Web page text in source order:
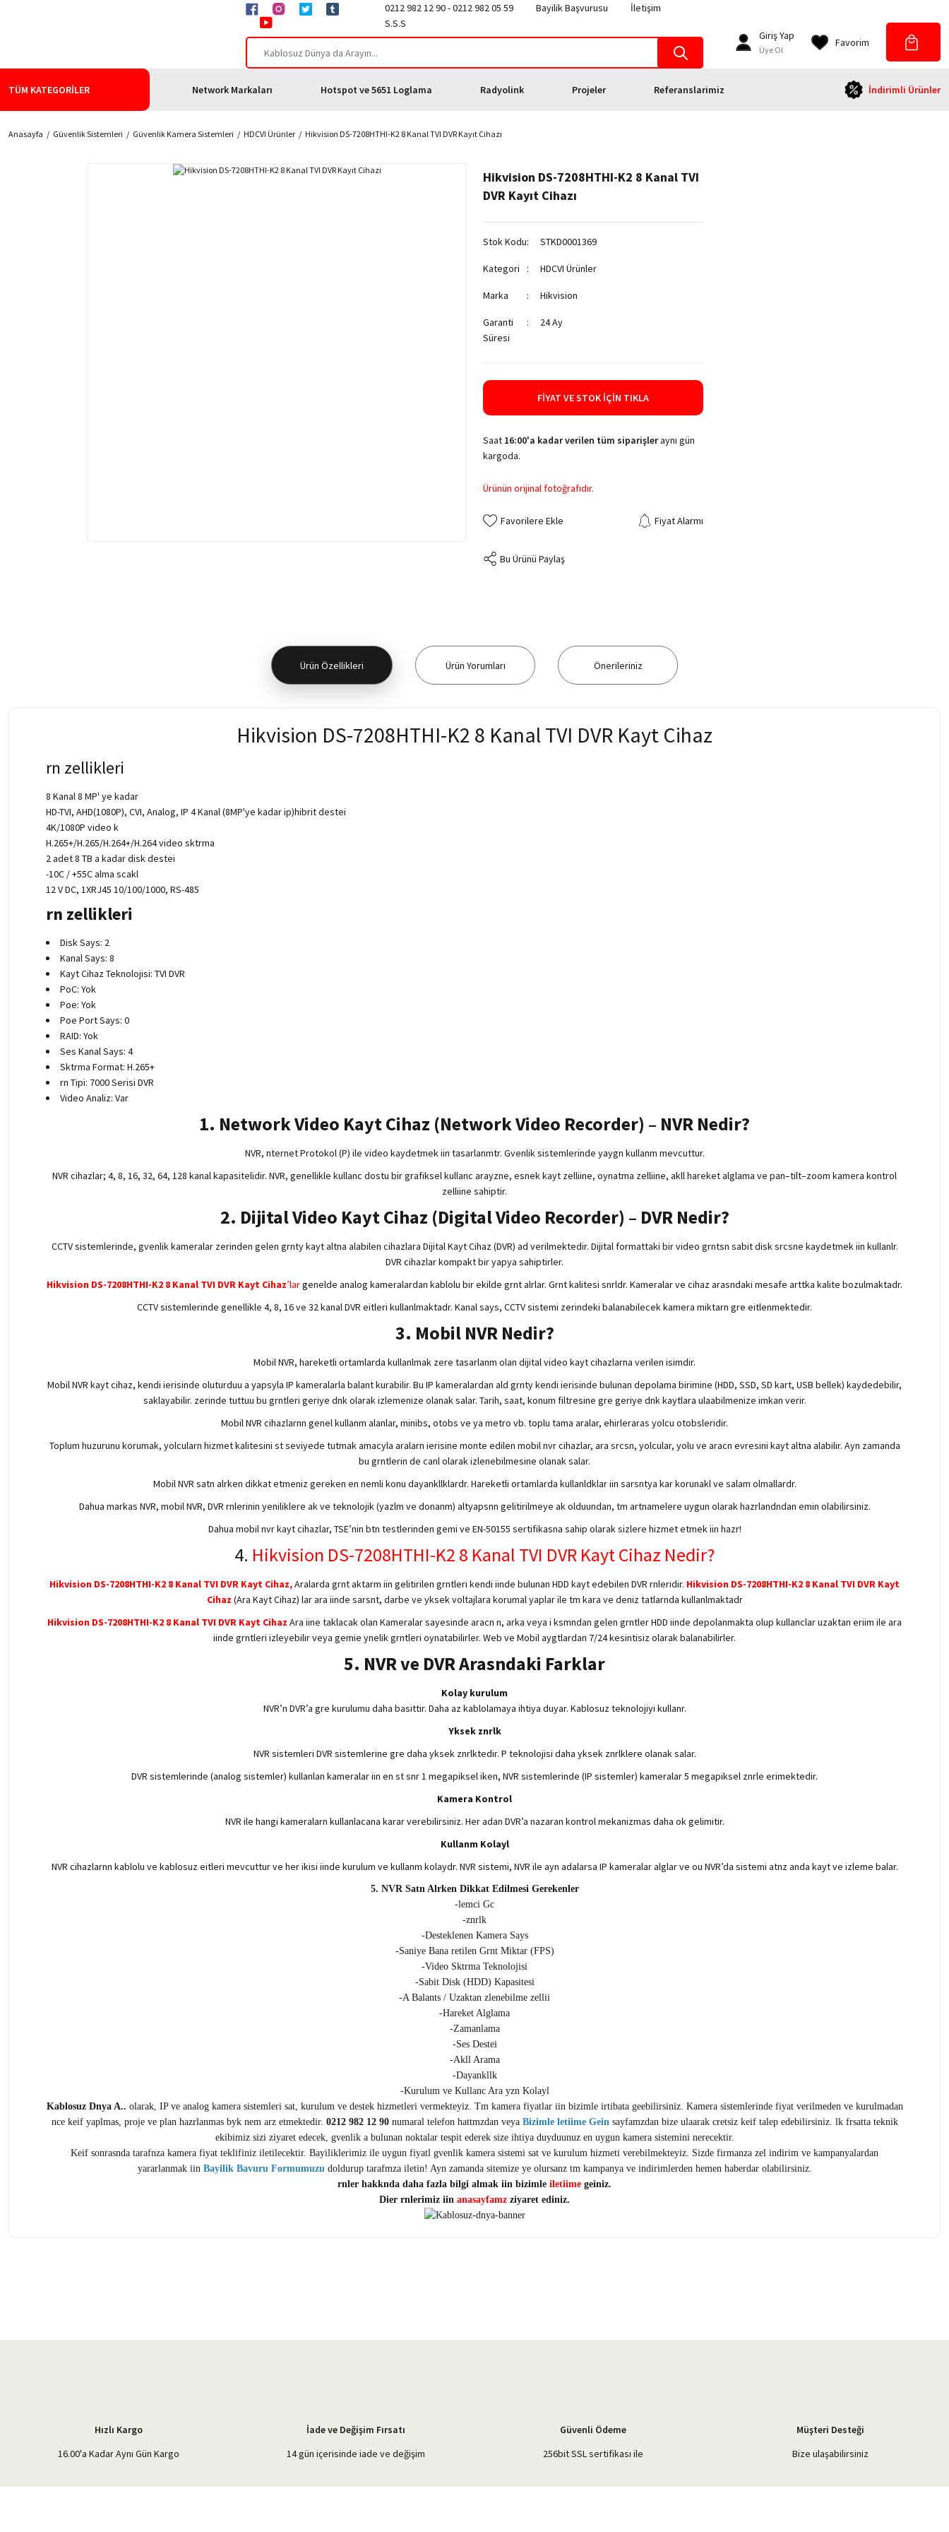
0212 982 12 90 - 0212 982 05 59 Bayilik Başvurusu
İletişim
S.S.S
Giriş Yap
Üye Ol
Favorim
TÜM KATEGORİLER Network Markaları Hotspot ve 5651 Loglama Radyolink Projeler Referanslarimiz İndirimli Ürünler
Anasayfa Güvenlik Sistemleri Güvenlik Kamera Sistemleri HDCVI Ürünler Hikvision DS-7208HTHI-K2 8 Kanal TVI DVR Kayıt Cihazı
Hikvision DS-7208HTHI-K2 8 Kanal TVI
DVR Kayıt Cihazı
Stok Kodu STKD0001369
Kategori HDCVI Ürünler
Marka Hikvision
Garanti
Süresi
24 Ay
FIYAT VE STOK İÇIN TIKLA
Saat 16:00'a kadar verilen tüm siparişleraynı gün
kargoda.
Ürünün orijinal fotoğrafıdır.
Fiyat Alarmı
Bu Ürünü Paylaş
Ürün Özellikleri Ürün Yorumları Önerileriniz
Hikvision DS-7208HTHI-K2 8 Kanal TVI DVR Kayt Cihaz
rn zellikleri
8 Kanal 8 MP' ye kadar
HD-TVI, AHD(1080P), CVI, Analog, IP 4 Kanal (8MP'ye kadar ip)hibrit destei
4K/1080P video k
H.265+/H.265/H.264+/H.264 video sktrma
2 adet 8 TB a kadar disk destei
-10C / +55C alma scakl
12 V DC, 1XRJ45 10/100/1000, RS-485
rn zellikleri
Disk Says: 2
Kanal Says: 8
Kayt Cihaz Teknolojisi: TVI DVR
PoC: Yok
Poe: Yok
Poe Port Says: 0
RAID: Yok
Ses Kanal Says: 4
Sktrma Format: H.265+
rn Tipi: 7000 Serisi DVR
Video Analiz: Var
1. Network Video Kayt Cihaz (Network Video Recorder) – NVR Nedir?
NVR, nternet Protokol (P) ile video kaydetmek iin tasarlanmtr. Gvenlik sistemlerinde yaygn kullanm mevcuttur.
NVR cihazlar; 4, 8, 16, 32, 64, 128 kanal kapasitelidir. NVR, genellikle kullanc dostu bir grafiksel kullanc arayzne, esnek kayt zelliine, oynatma zelliine, akll hareket alglama ve pan–tilt–zoom kamera kontrol
zelliine sahiptir.
2. Dijital Video Kayt Cihaz (Digital Video Recorder) – DVR Nedir?
CCTV sistemlerinde, gvenlik kameralar zerinden gelen grnty kayt altna alabilen cihazlara Dijital Kayt Cihaz (DVR) ad verilmektedir. Dijital formattaki bir video grntsn sabit disk srcsne kaydetmek iin kullanlr.
DVR cihazlar kompakt bir yapya sahiptirler.
Hikvision DS-7208HTHI-K2 8 Kanal TVI DVR Kayt Cihaz’largenelde analog kameralardan kablolu bir ekilde grnt alrlar. Grnt kalitesi snrldr. Kameralar ve cihaz arasndaki mesafe arttka kalite bozulmaktadr.
CCTV sistemlerinde genellikle 4, 8, 16 ve 32 kanal DVR eitleri kullanlmaktadr. Kanal says, CCTV sistemi zerindeki balanabilecek kamera miktarn gre eitlenmektedir.
3. Mobil NVR Nedir?
Mobil NVR, hareketli ortamlarda kullanlmak zere tasarlanm olan dijital video kayt cihazlarna verilen isimdir.
Mobil NVR kayt cihaz, kendi ierisinde oluturduu a yapsyla IP kameralarla balant kurabilir. Bu IP kameralardan ald grnty kendi ierisinde bulunan depolama birimine (HDD, SSD, SD kart, USB bellek) kaydedebilir,
saklayabilir. zerinde tuttuu bu grntleri geriye dnk olarak izlemenize olanak salar. Tarih, saat, konum filtresine gre geriye dnk kaytlara ulaabilmenize imkan verir.
Mobil NVR cihazlarnn genel kullanm alanlar, minibs, otobs ve ya metro vb. toplu tama aralar, ehirleraras yolcu otobsleridir.
Toplum huzurunu korumak, yolcularn hizmet kalitesini st seviyede tutmak amacyla aralarn ierisine monte edilen mobil nvr cihazlar, ara srcsn, yolcular, yolu ve aracn evresini kayt altna alabilir. Ayn zamanda
bu grntlerin de canl olarak izlenebilmesine olanak salar.
Mobil NVR satn alrken dikkat etmeniz gereken en nemli konu dayankllklardr. Hareketli ortamlarda kullanldklar iin sarsntya kar korunakl ve salam olmallardr.
Dahua markas NVR, mobil NVR, DVR rnlerinin yeniliklere ak ve teknolojik (yazlm ve donanm) altyapsnn gelitirilmeye ak olduundan, tm artnamelere uygun olarak hazrlandndan emin olabilirsiniz.
Dahua mobil nvr kayt cihazlar, TSE’nin btn testlerinden gemi ve EN-50155 sertifikasna sahip olarak sizlere hizmet etmek iin hazr!
4. Hikvision DS-7208HTHI-K2 8 Kanal TVI DVR Kayt Cihaz Nedir?
Hikvision DS-7208HTHI-K2 8 Kanal TVI DVR Kayt Cihaz,Aralarda grnt aktarm iin gelitirilen grntleri kendi iinde bulunan HDD kayt edebilen DVR rnleridir. Hikvision DS-7208HTHI-K2 8 Kanal TVI DVR Kayt
Cihaz (Ara Kayt Cihaz) lar ara iinde sarsnt, darbe ve yksek voltajlara korumal yaplar ile tm kara ve deniz tatlarnda kullanlmaktadr
Hikvision DS-7208HTHI-K2 8 Kanal TVI DVR Kayt Cihaz Ara iine taklacak olan Kameralar sayesinde aracn n, arka veya i ksmndan gelen grntler HDD iinde depolanmakta olup kullanclar uzaktan eriim ile ara
iinde grntleri izleyebilir veya gemie ynelik grntleri oynatabilirler. Web ve Mobil aygtlardan 7/24 kesintisiz olarak balanabilirler.
5. NVR ve DVR Arasndaki Farklar
Kolay kurulum
NVR’n DVR’a gre kurulumu daha basittir. Daha az kablolamaya ihtiya duyar. Kablosuz teknolojiyi kullanr.
Yksek znrlk
NVR sistemleri DVR sistemlerine gre daha yksek znrlktedir. P teknolojisi daha yksek znrlklere olanak salar.
DVR sistemlerinde (analog sistemler) kullanlan kameralar iin en st snr 1 megapiksel iken, NVR sistemlerinde (IP sistemler) kameralar 5 megapiksel znrle erimektedir.
Kamera Kontrol
NVR ile hangi kameralarn kullanlacana karar verebilirsiniz. Her adan DVR’a nazaran kontrol mekanizmas daha ok gelimitir.
Kullanm Kolayl
NVR cihazlarnn kablolu ve kablosuz eitleri mevcuttur ve her ikisi iinde kurulum ve kullanm kolaydr. NVR sistemi, NVR ile ayn adalarsa IP kameralar alglar ve ou NVR’da sistemi atnz anda kayt ve izleme balar.
5. NVR Satn Alrken Dikkat Edilmesi Gerekenler
-lemci Gc
-znrlk
-Desteklenen Kamera Says
-Saniye Bana retilen Grnt Miktar (FPS)
-Video Sktrma Teknolojisi
-Sabit Disk (HDD) Kapasitesi
-A Balants / Uzaktan zlenebilme zellii
-Hareket Alglama
-Zamanlama
-Ses Destei
-Akll Arama
-Dayankllk
-Kurulum ve Kullanc Ara yzn Kolayl
Kablosuz Dnya A.. olarak, IP ve analog kamera sistemleri sat, kurulum ve destek hizmetleri vermekteyiz. Tm kamera fiyatlar iin bizimle irtibata geebilirsiniz. Kamera sistemlerinde fiyat verilmeden ve kurulmadan
nce keif yaplmas, proje ve plan hazrlanmas byk nem arz etmektedir. 0212 982 12 90numaral telefon hattmzdan veyaBizimle letiime Geinsayfamzdan bize ulaarak cretsiz keif talep edebilirsiniz. lk frsatta teknik
ekibimiz sizi ziyaret edecek, gvenlik a bulunan noktalar tespit ederek size ihtiya duyduunuz en uygun kamera sistemini nerecektir.
Keif sonrasnda tarafnza kamera fiyat teklifiniz iletilecektir. Bayiliklerimiz ile uygun fiyatl gvenlik kamera sistemi sat ve kurulum hizmeti verebilmekteyiz. Sizde firmanza zel indirim ve kampanyalardan
yararlanmak iin Bayilik Bavuru Formumuzudoldurup tarafmza iletin! Ayn zamanda sitemize ye olursanz tm kampanya ve indirimlerden hemen haberdar olabilirsiniz.
rnler hakknda daha fazla bilgi almak iin bizimle iletiime geiniz.
Dier rnlerimiz iin anasayfamz ziyaret ediniz.
Hızlı Kargo
16.00'a Kadar Aynı Gün Kargo
İade ve Değişim Fırsatı
14 gün içerisinde iade ve değişim
Güvenli Ödeme
256bit SSL sertifikası ile
Müşteri Desteği
Bize ulaşabilirsiniz